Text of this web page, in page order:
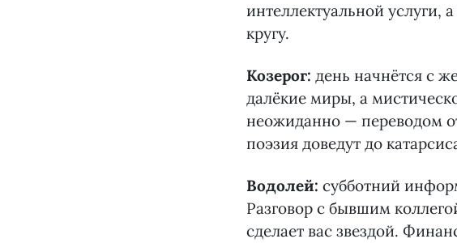
интеллектуальной услуги,
кругу.
Козерог: день начнётся с
далёкие миры, а
неожиданно — переводом
поэзия доведут до
Водолей: субботний
Разговор с бывшим
сделает вас звездой.